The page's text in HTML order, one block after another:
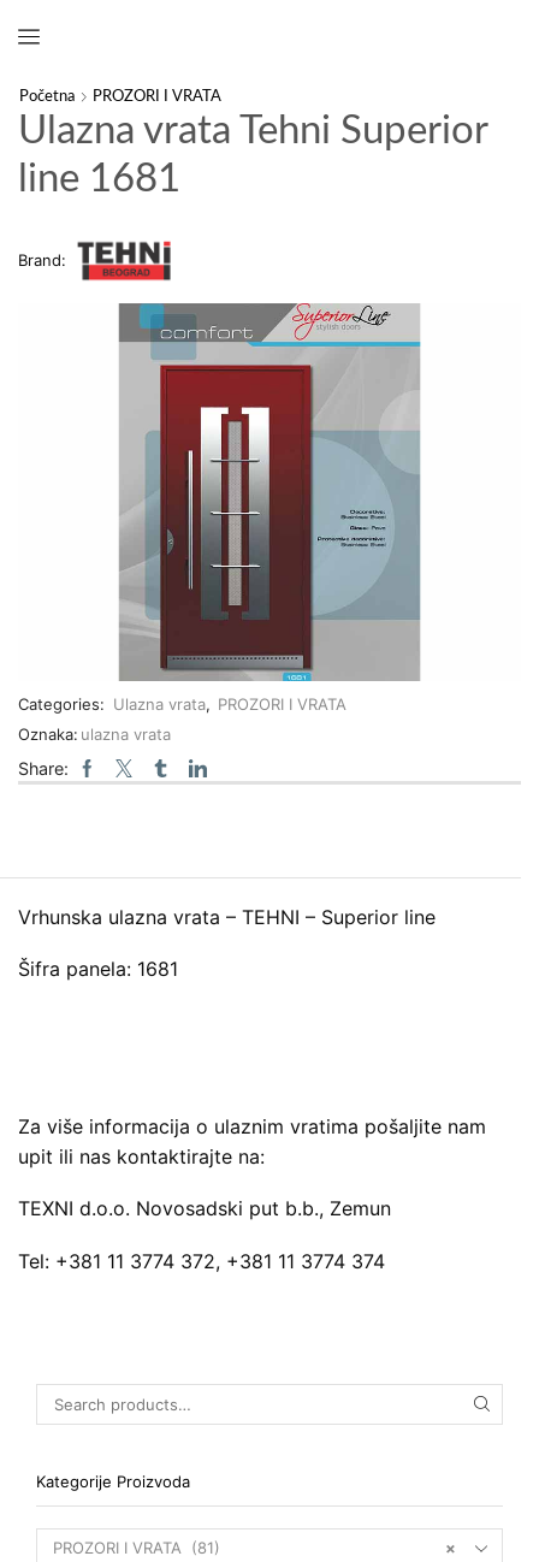
Početna PROZORI I VRATA
Ulazna vrata Tehni Superior
line 1681
Brand:
Categories: Ulazna vrata, PROZORI I VRATA
Oznaka: ulazna vrata
Share:
Vrhunska ulazna vrata – TEHNI – Superior line
Šifra panela: 1681
Za više informacija o ulaznim vratima pošaljite nam
upit ili nas kontaktirajte na:
TEXNI d.o.o. Novosadski put b.b., Zemun
Tel: +381 11 3774 372, +381 11 3774 374
Kategorije Proizvoda
×
PROZORI I VRATA (81)